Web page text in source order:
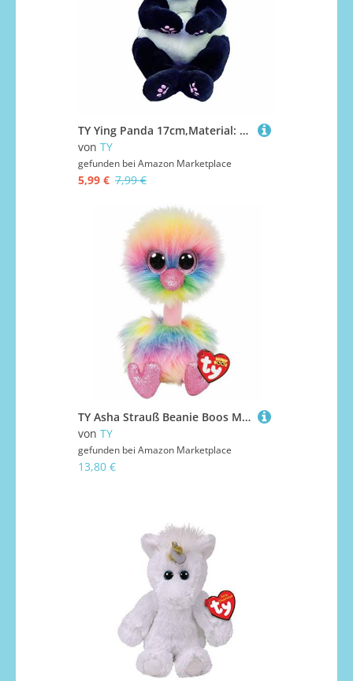
TY Ying Panda 17cm,Material: 100% Polyester geprüft nach EN-71. Farbe: Mehrfarbig
von TY
gefunden bei Amazon Marketplace
5,99 € 7,99 €
TY Asha Strauß Beanie Boos Mittelgroß, Beanie Baby Weiches Plüschtier, Sammelbares Kuscheliges Stofftier
von TY
gefunden bei Amazon Marketplace
13,80 €